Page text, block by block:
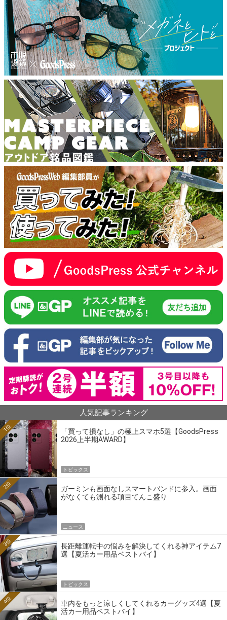
人気記事ランキング
「買って損なし」の極上スマホ5選【GoodsPress
2026上半期AWARD】
1位
トピックス
ガーミンも画面なしスマートバンドに参入。画面
がなくても測れる項目てんこ盛り
2位
ニュース
長距離運転中の悩みを解決してくれる神アイテム7
選【夏活カー用品ベストバイ】
3位
トピックス
車内をもっと涼しくしてくれるカーグッズ4選【夏
活カー用品ベストバイ】
4位